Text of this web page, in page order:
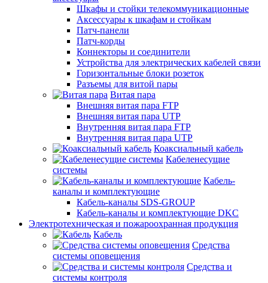
Шкафы и стойки телекоммуникационные
Аксессуары к шкафам и стойкам
Патч-панели
Патч-корды
Коннекторы и соединители
Устройства для электрических кабелей связи
Горизонтальные блоки розеток
Разъемы для витой пары
Витая пара
Внешняя витая пара FTP
Внешняя витая пара UTP
Внутренняя витая пара FTP
Внутренняя витая пара UTP
Коаксиальный кабель
Кабеленесущие
системы
Кабель-
каналы и комплектующие
Кабель-каналы SDS-GROUP
Кабель-каналы и комплектующие DKC
Электротехническая и пожароохранная продукция
Кабель
Средства
системы оповещения
Средства и
системы контроля